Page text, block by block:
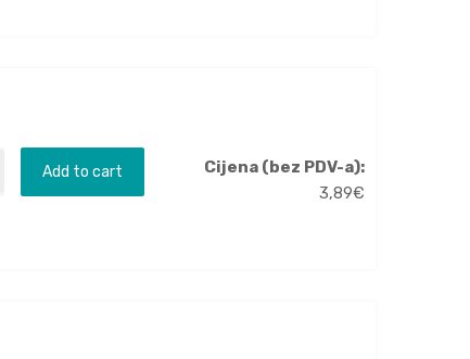
Add to cart
Cijena (bez PDV-a):
3,89€